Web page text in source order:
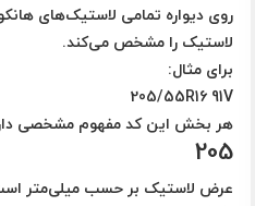
روی دیواره تمامی لاستیک‌های
لاستیک را مشخص می‌کند.
برای مثال:
205/55R16 91V
هر بخش این کد مفهوم مشخصی
205
عرض لاستیک بر حسب میلی‌متر